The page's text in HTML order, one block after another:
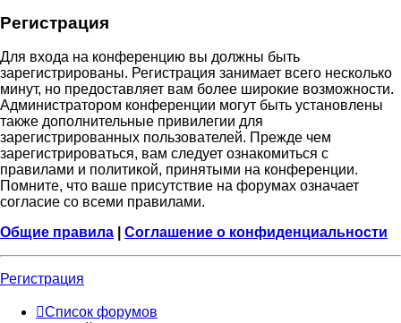
Регистрация
Для входа на конференцию вы должны быть
зарегистрированы. Регистрация занимает всего несколько
минут, но предоставляет вам более широкие возможности.
Администратором конференции могут быть установлены
также дополнительные привилегии для
зарегистрированных пользователей. Прежде чем
зарегистрироваться, вам следует ознакомиться с
правилами и политикой, принятыми на конференции.
Помните, что ваше присутствие на форумах означает
согласие со всеми правилами.
Общие правила
Соглашение о конфиденциальности
Регистрация
Список форумов